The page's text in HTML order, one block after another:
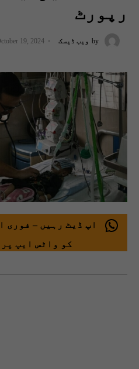
رپورٹ
by ویب ڈیسک 19, 2024
اپ ڈیٹ رہیں – فوری
کو واٹس ایپ